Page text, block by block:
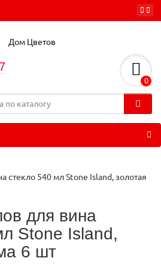
0
стекло 540 мл Stone Island, золотая
для вина
Stone Island,
6 шт